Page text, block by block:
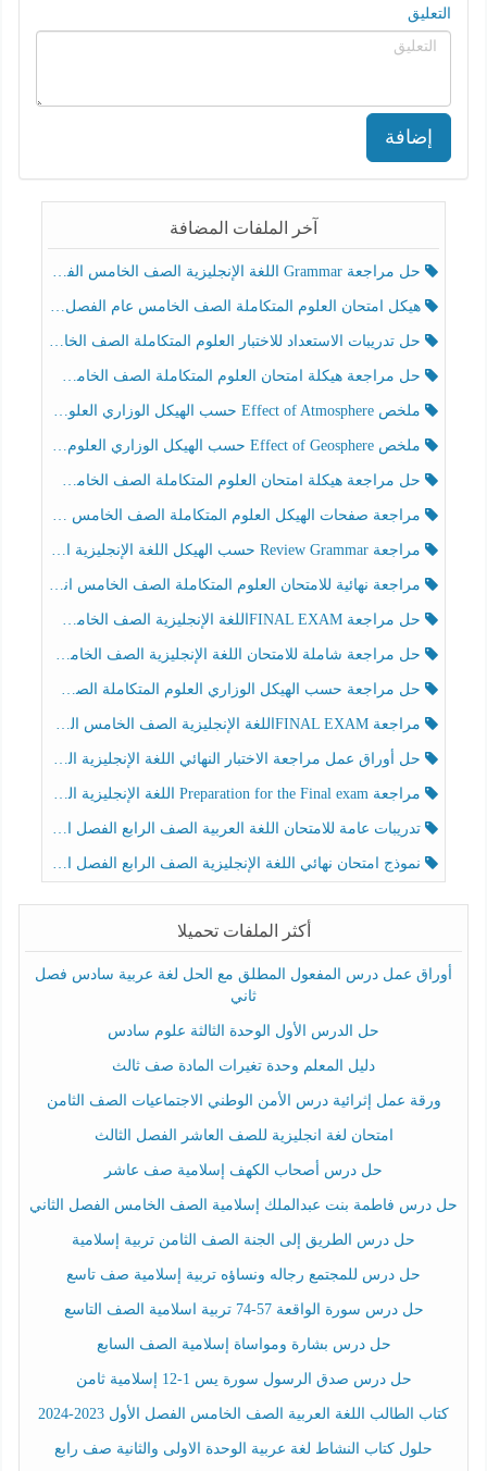
التعليق
إضافة
آخر الملفات المضافة
حل مراجعة Grammar اللغة الإنجليزية الصف الخامس الفصل الثالث
هيكل امتحان العلوم المتكاملة الصف الخامس عام الفصل الدراسي الثالث 2025-2026
حل تدريبات الاستعداد للاختبار العلوم المتكاملة الصف الخامس عام الفصل الثالث
حل مراجعة هيكلة امتحان العلوم المتكاملة الصف الخامس انسبير الفصل الثالث
ملخص Effect of Atmosphere حسب الهيكل الوزاري العلوم المتكاملة الصف الخامس انسبير الفصل الثالث
ملخص Effect of Geosphere حسب الهيكل الوزاري العلوم المتكاملة الصف الخامس انسبير الفصل الثالث
حل مراجعة هيكلة امتحان العلوم المتكاملة الصف الخامس عام الفصل الثالث
مراجعة صفحات الهيكل العلوم المتكاملة الصف الخامس انسبير الفصل الثالث
مراجعة Review Grammar حسب الهيكل اللغة الإنجليزية الصف الخامس الفصل الثالث
مراجعة نهائية للامتحان العلوم المتكاملة الصف الخامس انسبير الفصل الثالث
حل مراجعة FINAL EXAMاللغة الإنجليزية الصف الخامس الفصل الثالث
حل مراجعة شاملة للامتحان اللغة الإنجليزية الصف الخامس الفصل الثالث
حل مراجعة حسب الهيكل الوزاري العلوم المتكاملة الصف الخامس عام الفصل الثالث
مراجعة FINAL EXAMاللغة الإنجليزية الصف الخامس الفصل الثالث
حل أوراق عمل مراجعة الاختبار النهائي اللغة الإنجليزية الصف الرابع الفصل الثالث
مراجعة Preparation for the Final exam اللغة الإنجليزية الصف الرابع الفصل الثالث
تدريبات عامة للامتحان اللغة العربية الصف الرابع الفصل الثالث
نموذج امتحان نهائي اللغة الإنجليزية الصف الرابع الفصل الثالث
أكثر الملفات تحميلا
أوراق عمل درس المفعول المطلق مع الحل لغة عربية سادس فصل
ثاني
حل الدرس الأول الوحدة الثالثة علوم سادس
دليل المعلم وحدة تغيرات المادة صف ثالث
ورقة عمل إثرائية درس الأمن الوطني الاجتماعيات الصف الثامن
امتحان لغة انجليزية للصف العاشر الفصل الثالث
حل درس أصحاب الكهف إسلامية صف عاشر
حل درس فاطمة بنت عبدالملك إسلامية الصف الخامس الفصل الثاني
حل درس الطريق إلى الجنة الصف الثامن تربية إسلامية
حل درس للمجتمع رجاله ونساؤه تربية إسلامية صف تاسع
حل درس سورة الواقعة 57-74 تربية اسلامية الصف التاسع
حل درس بشارة ومواساة إسلامية الصف السابع
حل درس صدق الرسول سورة يس 1-12 إسلامية ثامن
كتاب الطالب اللغة العربية الصف الخامس الفصل الأول 2023-2024
حلول كتاب النشاط لغة عربية الوحدة الاولى والثانية صف رابع